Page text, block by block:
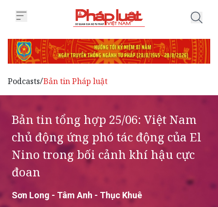
Podcasts/Bản tin Pháp luật
Bản tin tổng hợp 25/06: Việt Nam
chủ động ứng phó tác động của El
Nino trong bối cảnh khí hậu cực
đoan
Sơn Long - Tâm Anh - Thục Khuê
Thứ Năm 25/06/2026 20:29 (GMT+7)